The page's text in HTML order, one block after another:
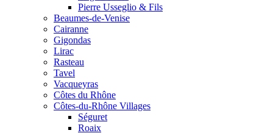
Pierre Usseglio & Fils
Beaumes-de-Venise
Cairanne
Gigondas
Lirac
Rasteau
Tavel
Vacqueyras
Côtes du Rhône
Côtes-du-Rhône Villages
Séguret
Roaix